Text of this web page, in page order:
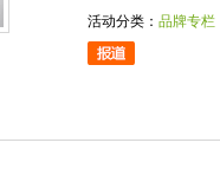
活动分类： 品牌专栏